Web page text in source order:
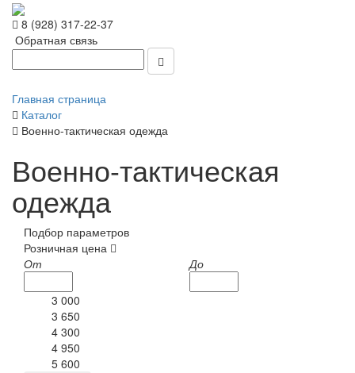
8 (928) 317-22-37
Обратная связь
Главная страница
Каталог
Военно-тактическая одежда
Военно-тактическая
одежда
Подбор параметров
Розничная цена
От
До
3 000
3 650
4 300
4 950
5 600